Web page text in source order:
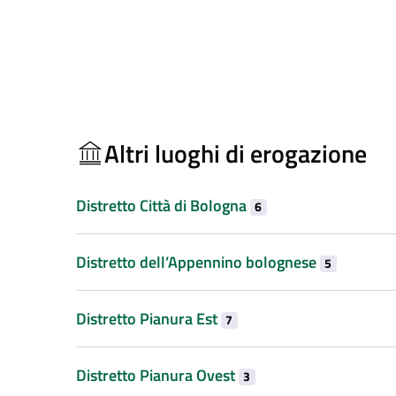
Altri luoghi di erogazione
Distretto Città di Bologna 6
Distretto dell’Appennino bolognese 5
Distretto Pianura Est 7
Distretto Pianura Ovest 3